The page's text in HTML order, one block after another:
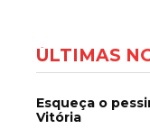
ÚLTIMAS
Esqueça o
Vitória